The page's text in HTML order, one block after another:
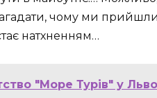
чому ми прийшли
натхненням…
"Море Турів" у